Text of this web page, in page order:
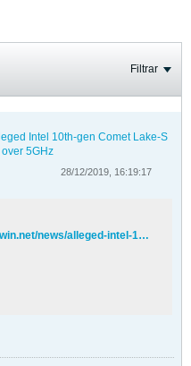
Filtrar
Intel 10th-gen Comet Lake-S
5GHz
28/12/2019, 16:19:17
https://www.neowin.net/news/alleged-intel-10th-gen-comet-lake-s-lineup-leaked-up-to-10-cores-at-over-5ghz